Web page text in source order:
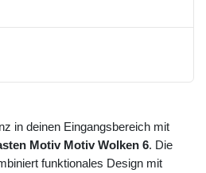
in deinen Eingangsbereich mit
Motiv Motiv Wolken 6. Die
funktionales Design mit